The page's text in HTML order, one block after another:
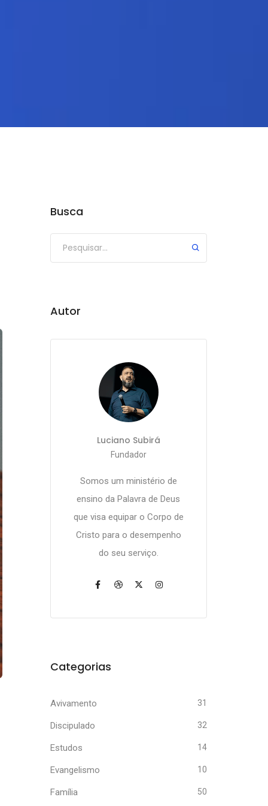
Busca
Autor
Luciano Subirá
Fundador
Somos um ministério de
ensino da Palavra de Deus
que visa equipar o Corpo de
Cristo para o desempenho
do seu serviço.
Categorias
Avivamento 31
Discipulado 32
Estudos 14
Evangelismo 10
Família 50